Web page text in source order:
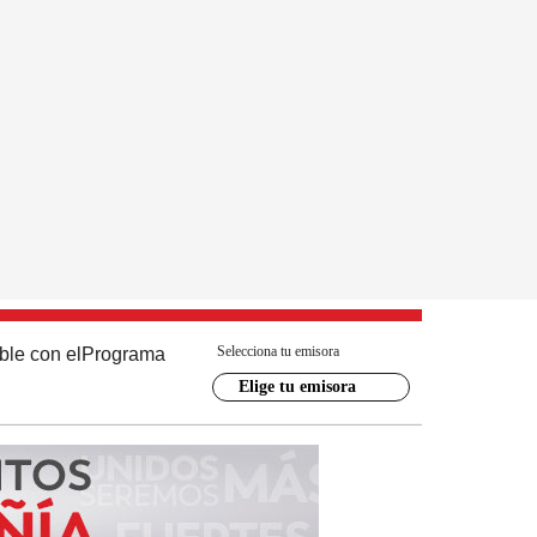
con el Programa Selecciona tu emisora
Elige tu emisora